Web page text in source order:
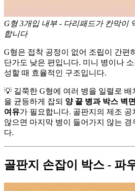
G형 3개입 내부 - 다리패드가 칸막이
합니다
G형은 접착 공정이 없어 조립이 간편
단가도 낮은 편입니다. 미니 병이나
성할 때 효율적인 구조입니다.
💡 길쭉한 G형에 여러 병을 일렬로 배
을 균등하게 잡되 양 끝 병과 박스 벽
여유가 필요합니다. 골판지의 제조 공
않으면 마지막 병이 들어가지 않는 경
다.
골판지 손잡이 박스 - 파